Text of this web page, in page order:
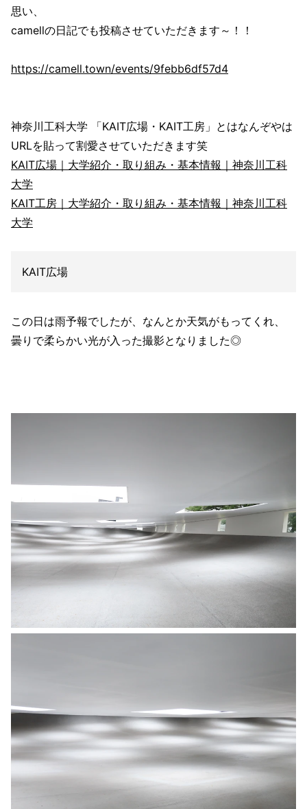
思い、
camellの日記でも投稿させていただきます～！！
https://camell.town/events/9febb6df57d4
神奈川工科大学 「KAIT広場・KAIT工房」とはなんぞやは
URLを貼って割愛させていただきます笑
KAIT広場｜大学紹介・取り組み・基本情報｜神奈川工科
大学
KAIT工房｜大学紹介・取り組み・基本情報｜神奈川工科
大学
KAIT広場
この日は雨予報でしたが、なんとか天気がもってくれ、
曇りで柔らかい光が入った撮影となりました◎